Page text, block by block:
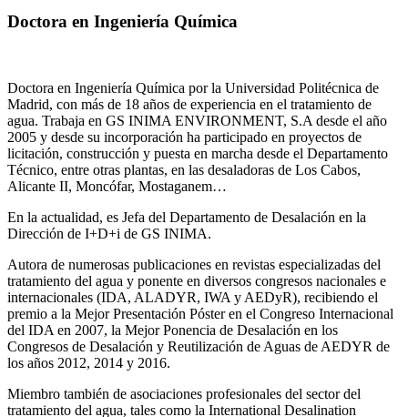
Doctora en Ingeniería Química
Doctora en Ingeniería Química por la Universidad Politécnica de
Madrid, con más de 18 años de experiencia en el tratamiento de
agua. Trabaja en GS INIMA ENVIRONMENT, S.A desde el año
2005 y desde su incorporación ha participado en proyectos de
licitación, construcción y puesta en marcha desde el Departamento
Técnico, entre otras plantas, en las desaladoras de Los Cabos,
Alicante II, Moncófar, Mostaganem…
En la actualidad, es Jefa del Departamento de Desalación en la
Dirección de I+D+i de GS INIMA.
Autora de numerosas publicaciones en revistas especializadas del
tratamiento del agua y ponente en diversos congresos nacionales e
internacionales (IDA, ALADYR, IWA y AEDyR), recibiendo el
premio a la Mejor Presentación Póster en el Congreso Internacional
del IDA en 2007, la Mejor Ponencia de Desalación en los
Congresos de Desalación y Reutilización de Aguas de AEDYR de
los años 2012, 2014 y 2016.
Miembro también de asociaciones profesionales del sector del
tratamiento del agua, tales como la International Desalination